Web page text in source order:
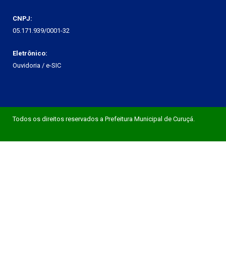
CNPJ:
05.171.939/0001-32
Eletrônico:
Ouvidoria / e-SIC
Todos os direitos reservados a Prefeitura Municipal de Curuçá.